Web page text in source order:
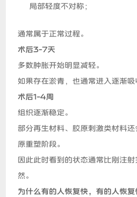
局部轻度不对称；
通常属于正常过程。
术后3-7天
多数肿胀开始明显减轻。
如果存在淤青，也通常进入逐渐吸
术后1-4周
组织逐渐稳定。
部分再生材料、胶原刺激类材料
原重塑阶段。
因此此时看到的状态通常比刚注射
然。
为什么有的人恢复快，有的人恢复